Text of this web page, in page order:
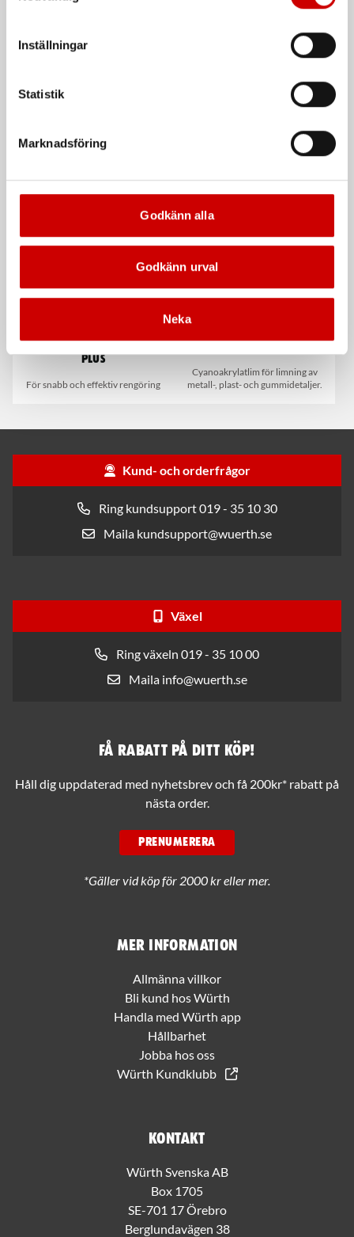
att godkänna samtycker du till sådana överföringar. Läs
Inställningar
Statistik
Marknadsföring
Godkänn alla
Godkänn urval
Neka
Kampanj
Våtservett för glasögon
Dispenserbox med 100 st. Smalt utförande
Kampanj
Plus
För snabb och effektiv rengöring
Kampanj
Cyanoakrylatlim för limning av
metall-, plast- och gummidetaljer.
Kund- och orderfrågor
Ring kundsupport 019 - 35 10 30
Maila kundsupport@wuerth.se
Växel
Ring växeln 019 - 35 10 00
Maila info@wuerth.se
Mer information
Allmänna villkor
Bli kund hos Würth
Handla med Würth app
Hållbarhet
Jobba hos oss
Würth Kundklubb
Kontakt
Würth Svenska AB
Box 1705
SE-701 17 Örebro
Berglundavägen 38
Få rabatt på ditt köp!
Håll dig uppdaterad med nyhetsbrev och få 200kr* rabatt på
nästa order.
PRENUMERERA
*Gäller vid köp för 2000 kr eller mer.